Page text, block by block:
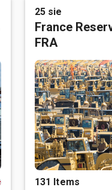
25 sie
France
FRA
131 Items